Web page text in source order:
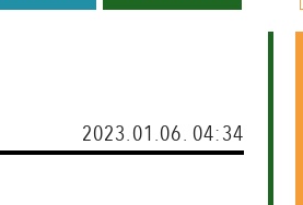
2023.01.06. 04:34